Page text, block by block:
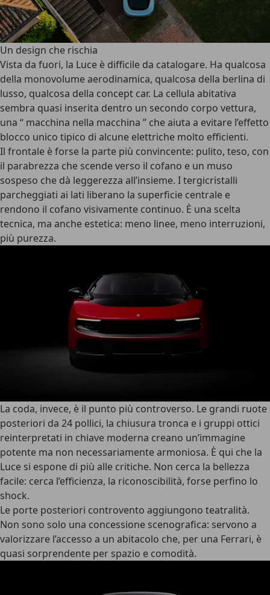
Un design che rischia
Vista da fuori, la Luce è difficile da catalogare. Ha qualcosa
della monovolume aerodinamica, qualcosa della berlina di
lusso, qualcosa della concept car. La cellula abitativa
sembra quasi inserita dentro un secondo corpo vettura,
una “ macchina nella macchina ” che aiuta a evitare l’effetto
blocco unico tipico di alcune elettriche molto efficienti.
Il frontale è forse la parte più convincente: pulito, teso, con
il parabrezza che scende verso il cofano e un muso
sospeso che dà leggerezza all’insieme. I tergicristalli
parcheggiati ai lati liberano la superficie centrale e
rendono il cofano visivamente continuo. È una scelta
tecnica, ma anche estetica: meno linee, meno interruzioni,
più purezza.
La coda, invece, è il punto più controverso. Le grandi ruote
posteriori da 24 pollici, la chiusura tronca e i gruppi ottici
reinterpretati in chiave moderna creano un’immagine
potente ma non necessariamente armoniosa. È qui che la
Luce si espone di più alle critiche. Non cerca la bellezza
facile: cerca l’efficienza, la riconoscibilità, forse perfino lo
shock.
Le porte posteriori controvento aggiungono teatralità.
Non sono solo una concessione scenografica: servono a
valorizzare l’accesso a un abitacolo che, per una Ferrari, è
quasi sorprendente per spazio e comodità.